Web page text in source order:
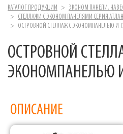
КАТАЛОГ ПРОДУКЦИИ
ЭКОНОМ ПАНЕЛИ.
СТЕЛЛАЖИ С ЭКОНОМ ПАНЕЛЯМИ СЕРИЯ АТЛАНТ
ОСТРОВНОЙ СТЕЛЛАЖ С ЭКОНОМПАНЕЛЬЮ И
ОСТРОВНОЙ
ЭКОНОМПАНЕЛЬЮ
ОПИСАНИЕ